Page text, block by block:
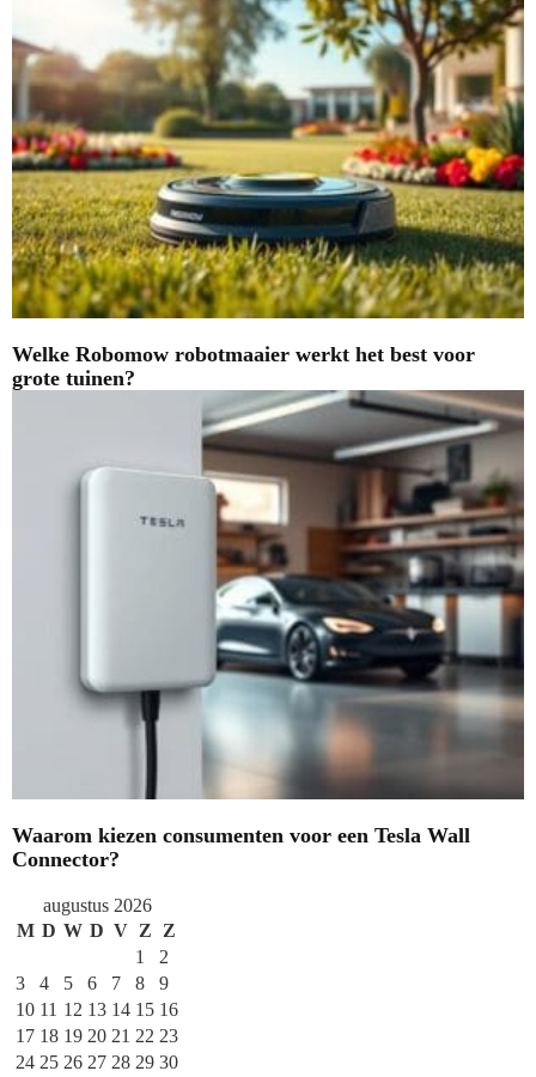
Welke Robomow robotmaaier werkt het best voor
grote tuinen?
Waarom kiezen consumenten voor een Tesla Wall
Connector?
augustus 2026
M D W D V Z
Z
1
2
3
4 5 6 7 8
9
10 11 12 13 14 15 16
17 18 19 20 21 22 23
24 25 26 27 28 29 30